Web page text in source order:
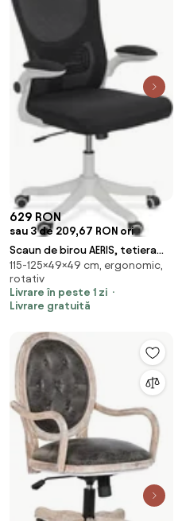
629 RON
sau 3 de 209,67 RON ori
Scaun de birou AERIS, tetiera
reglabila, brate rabatabile,
Mesh, Negru
115-125×49×49 cm, ergonomic,
rotativ
Livrare în peste 1 zi
Livrare gratuită